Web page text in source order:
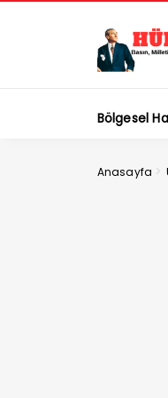
Bölgesel
Anasayfa >